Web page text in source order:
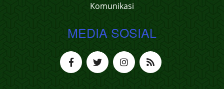
Komunikasi
MEDIA SOSIAL